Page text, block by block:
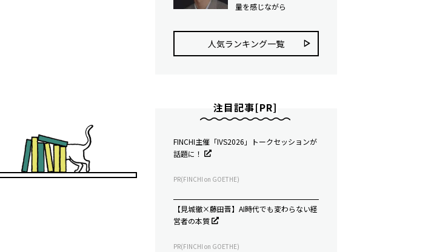
量を感じながら
人気ランキング⼀覧
注目記事[PR]
FINCHI主催「IVS2026」トークセッションが
話題に！
PR(FINCHI on GOETHE)
【見城徹×藤田晋】AI時代でも変わらない経
営者の本質
PR(FINCHI on GOETHE)